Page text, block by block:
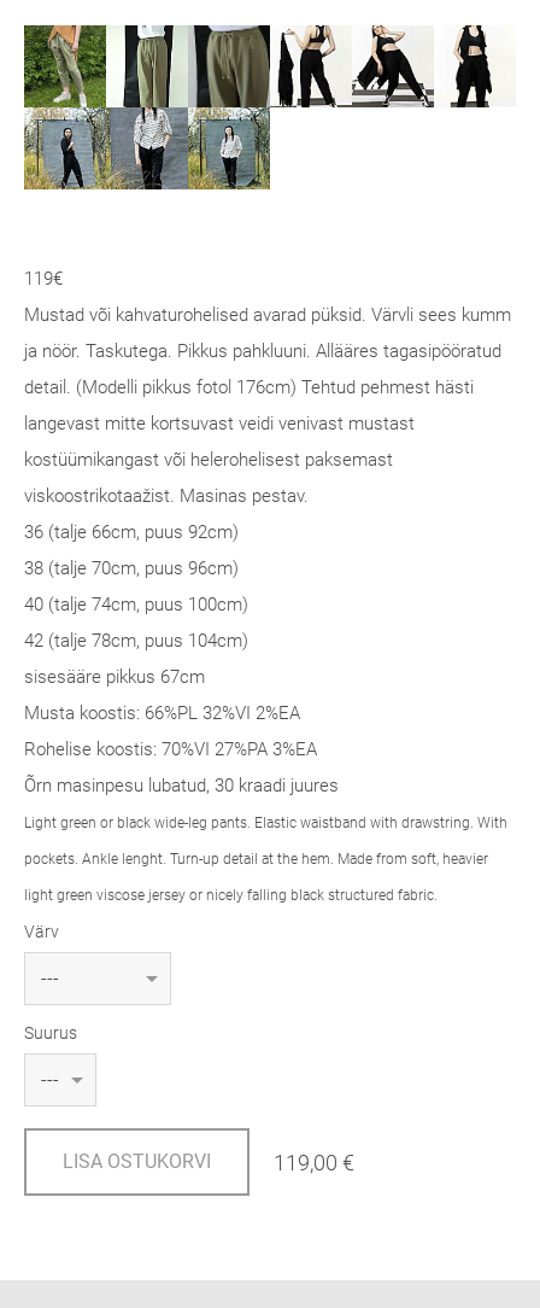
119€
Mustad või kahvaturohelised avarad püksid. Värvli sees kumm
ja nöör. Taskutega. Pikkus pahkluuni. Allääres tagasipööratud
detail. (Modelli pikkus fotol 176cm) Tehtud pehmest hästi
langevast mitte kortsuvast veidi venivast mustast
kostüümikangast või helerohelisest paksemast
viskoostrikotaažist. Masinas pestav.
36 (talje 66cm, puus 92cm)
38 (talje 70cm, puus 96cm)
40 (talje 74cm, puus 100cm)
42 (talje 78cm, puus 104cm)
sisesääre pikkus 67cm
Musta koostis: 66%PL 32%VI 2%EA
Rohelise koostis: 70%VI 27%PA 3%EA
Õrn masinpesu lubatud, 30 kraadi juures
Light green or black wide-leg pants. Elastic waistband with drawstring. With
pockets. Ankle lenght. Turn-up detail at the hem. Made from soft, heavier
light green viscose jersey or nicely falling black structured fabric.
Värv
Suurus
LISA OSTUKORVI 119,00 €